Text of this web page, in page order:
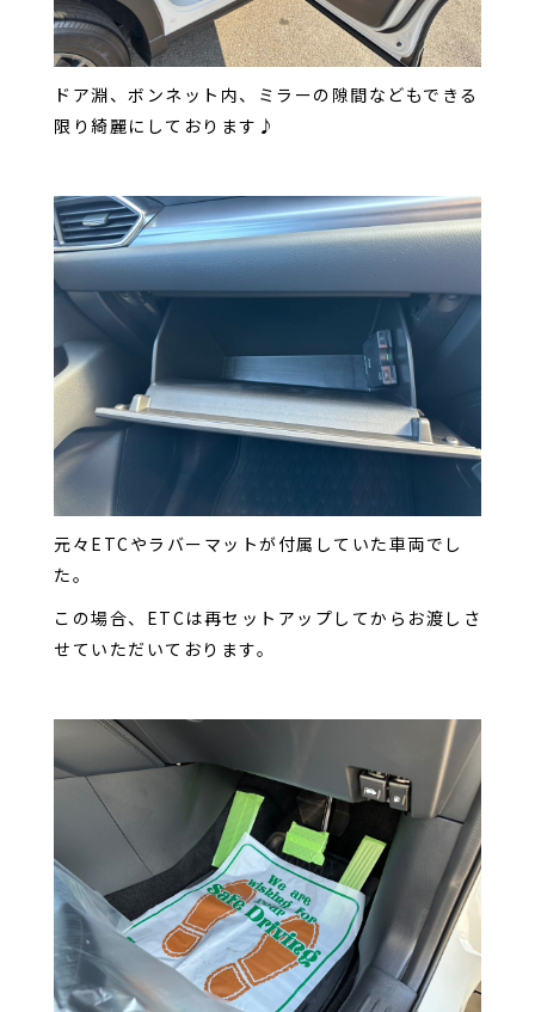
ドア淵、ボンネット内、ミラーの隙間などもできる
限り綺麗にしております♪
元々ETCやラバーマットが付属していた車両でし
た。
この場合、ETCは再セットアップしてからお渡しさ
せていただいております。